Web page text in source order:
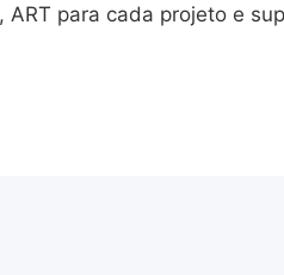
ART para cada projeto e